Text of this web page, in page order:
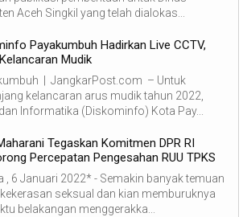
Aceh Singkil yang telah dialokas...
Payakumbuh Hadirkan Live CCTV,
Mudik
| JangkarPost.com – Untuk
kelancaran arus mudik tahun 2022,
Informatika (Diskominfo) Kota Pay...
Tegaskan Komitmen DPR RI
Percepatan Pengesahan RUU TPKS
, 6 Januari 2022* - Semakin banyak temuan
seksual dan kian memburuknya
belakangan menggerakka...